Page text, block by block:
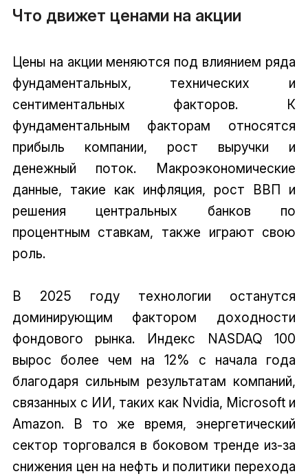
Что движет ценами на акции
Цены на акции меняются под влиянием ряда
фундаментальных, технических и
сентиментальных факторов. К
фундаментальным факторам относятся
прибыль компании, рост выручки и
денежный поток. Макроэкономические
данные, такие как инфляция, рост ВВП и
решения центральных банков по
процентным ставкам, также играют свою
роль.
В 2025 году технологии останутся
доминирующим фактором доходности
фондового рынка. Индекс NASDAQ 100
вырос более чем на 12% с начала года
благодаря сильным результатам компаний,
связанных с ИИ, таких как Nvidia, Microsoft и
Amazon. В то же время, энергетический
сектор торговался в боковом тренде из-за
снижения цен на нефть и политики перехода